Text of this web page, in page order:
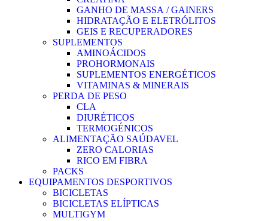
GANHO DE MASSA / GAINERS
HIDRATAÇÃO E ELETRÓLITOS
GEIS E RECUPERADORES
SUPLEMENTOS
AMINOÁCIDOS
PROHORMONAIS
SUPLEMENTOS ENERGÉTICOS
VITAMINAS & MINERAIS
PERDA DE PESO
CLA
DIURÉTICOS
TERMOGÉNICOS
ALIMENTAÇÃO SAÚDAVEL
ZERO CALORIAS
RICO EM FIBRA
PACKS
EQUIPAMENTOS DESPORTIVOS
BICICLETAS
BICICLETAS ELÍPTICAS
MULTIGYM